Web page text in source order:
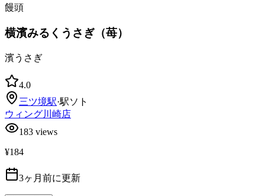
饅頭
横濱みるくうさぎ（苺）
濱うさぎ
4.0
三ツ境駅·駅ソト
ウィング川崎店
183 views
¥184
3ヶ月前に更新